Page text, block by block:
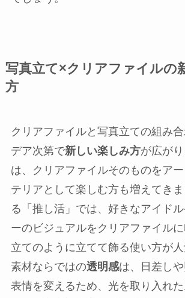
写真立て×クリアファイルの
方
クリアファイルと写真立ての組み
デア次第で新しい楽しみ方が広が
は、クリアファイルそのものをア
テリアとして楽しむ方も増えてき
る「推し活」では、好きなアイド
ーのビジュアルをクリアファイル
立てのように立てて飾る使い方が
素材ならではの透明感は、日差し
表情を変えるため、光を取り入れ